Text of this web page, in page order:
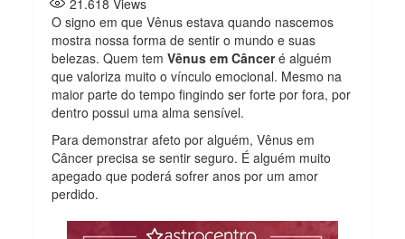
21.618 Views
O signo em que Vênus estava quando nascemos
mostra nossa forma de sentir o mundo e suas
belezas. Quem temVênus em Cânceré alguém
que valoriza muito o vínculo emocional. Mesmo na
maior parte do tempo fingindo ser forte por fora, por
dentro possui uma alma sensível.
Para demonstrar afeto por alguém, Vênus em
Câncer precisa se sentir seguro. É alguém muito
apegado que poderá sofrer anos por um amor
perdido.